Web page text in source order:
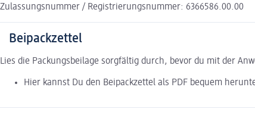
Zulassungsnummer / Registrierungsnummer: 6366586.00.00
Beipackzettel
Lies die Packungsbeilage sorgfältig durch, bevor du mit der
Hier kannst Du den Beipackzettel als PDF bequem